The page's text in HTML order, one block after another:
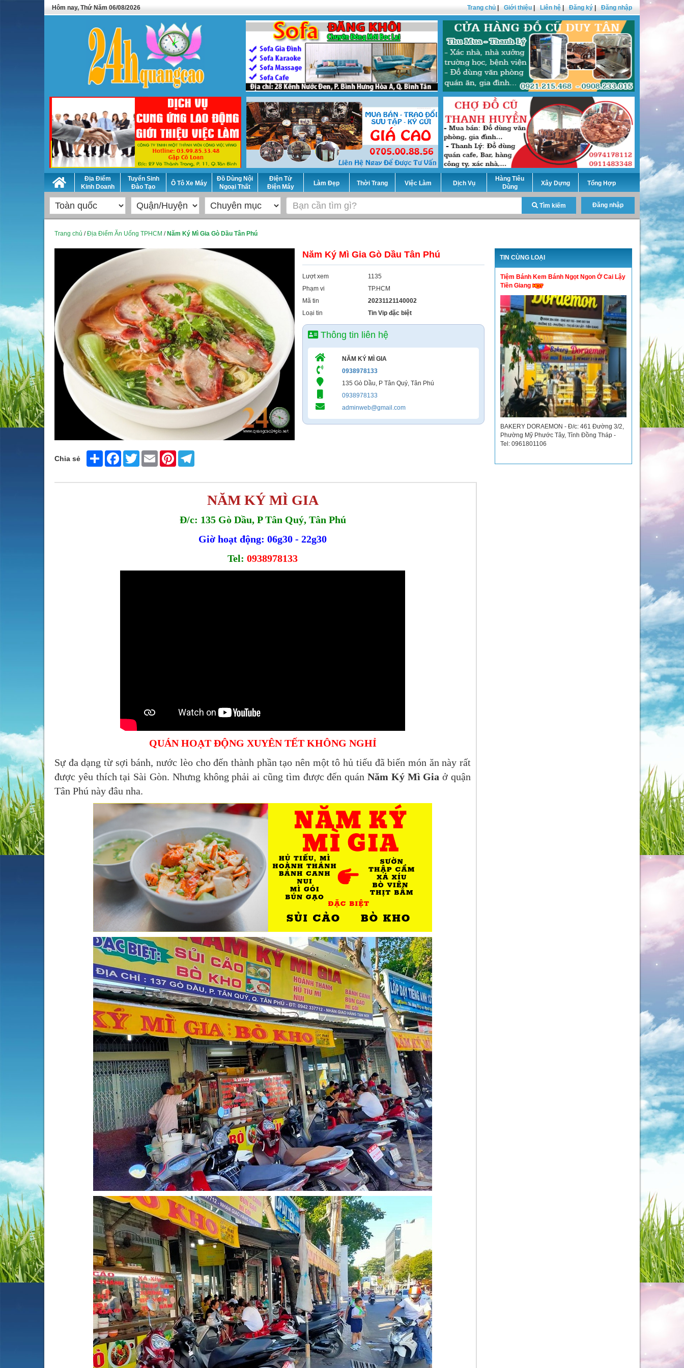
Hôm nay, Thứ Năm 06/08/2026 Trang chủ Giới thiệu Liên hệ Đăng ký Đăng nhập
Địa Điểm
Kinh Doanh
Tuyển Sinh
Đào Tạo
Ô Tô Xe Máy
Đồ Dùng Nội
Ngoại Thất
Điện Tử
Điện Máy
Làm Đẹp Thời Trang Việc Làm Dịch Vụ
Hàng Tiêu
Dùng
Xây Dựng Tổng Hợp
Tìm kiếm Đăng nhập
Trang chủ /Địa Điểm Ăn Uống TPHCM / Năm Ký Mì Gia Gò Dầu Tân Phú
Chia sẻ Share FacebookTwitter Email Pinterest
Năm Ký Mì Gia Gò Dầu Tân Phú
Lượt xem
1135
Phạm vi
TP.HCM
Mã tin
20231121140002
Loại tin
Tin Vip đặc biệt
Thông tin liên hệ
NĂM KÝ MÌ GIA
0938978133
135 Gò Dầu, P Tân Quý, Tân Phú
0938978133
adminweb@gmail.com
NĂM KÝ MÌ GIA
Đ/c: 135 Gò Dầu, P Tân Quý, Tân Phú
Giờ hoạt động: 06g30 - 22g30
Tel: 0938978133
QUÁN HOẠT ĐỘNG XUYÊN TẾT KHÔNG NGHỈ
Sự đa dạng từ sợi bánh, nước lèo cho đến thành phần tạo nên một tô hủ tiếu đã biến món ăn này rất
được yêu thích tại Sài Gòn. Nhưng không phải ai cũng tìm được đến quán Năm Ký Mì Gia ở quận
Tân Phú này đâu nha.
TIN CÙNG LOẠI
Tiệm Bánh Kem Bánh Ngọt Ngon Ở Cai Lậy
Tiền Giang
BAKERY DORAEMON - Đ/c: 461 Đường 3/2,
Phường Mỹ Phước Tây, Tỉnh Đồng Tháp -
Tel: 0961801106